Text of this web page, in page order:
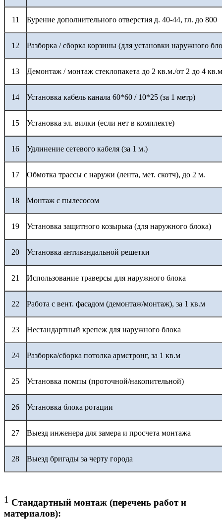
11 Бурение дополнительного отверстия д. 40-44, гл. до 800
12 Разборка / сборка корзины (для установки наружного
13 Демонтаж / монтаж стеклопакета до 2 кв.м./от 2 до 4
14 Установка кабель канала 60*60 / 10*25 (за 1 метр)
15 Установка эл. вилки (если нет в комплекте)
16 Удлинение сетевого кабеля (за 1 м.)
17 Обмотка трассы с наружи (лента, мет. скотч), до 2 м.
18 Монтаж с пылесосом
19 Установка защитного козырька (для наружного блока)
20 Установка антивандальной решетки
21 Использование траверсы для наружного блока
22 Работа с вент. фасадом (демонтаж/монтаж), за 1 кв.м
23 Нестандартный крепеж для наружного блока
24 Разборка/сборка потолка армстронг, за 1 кв.м
25 Установка помпы (проточной/накопительной)
26 Установка блока ротации
27 Выезд инженера для замера и просчета монтажа
28 Выезд бригады за черту города
1 Стандартный монтаж (перечень работ и
материалов):